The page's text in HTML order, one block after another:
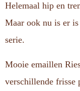
Helemaal hip en
Maar ook nu is er
serie.
Mooie emaillen
verschillende frisse